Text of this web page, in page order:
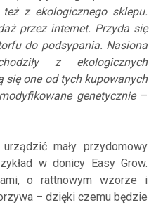
z ekologicznego sklepu.
przez internet. Przyda się
do podsypania. Nasiona
z ekologicznych
się one od tych kupowanych
genetycznie–
mały przydomowy
w donicy Easy Grow.
o rattnowym wzorze i
– dzięki czemu będzie